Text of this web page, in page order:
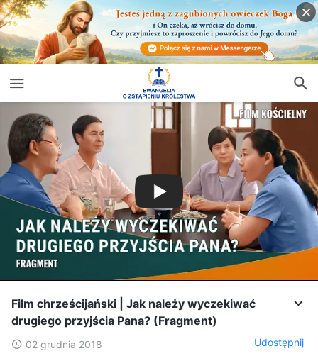
Film chrześcijański | Jak należy wyczekiwać
drugiego przyjścia Pana? (Fragment)
02 grudnia 2018 Udostępnij